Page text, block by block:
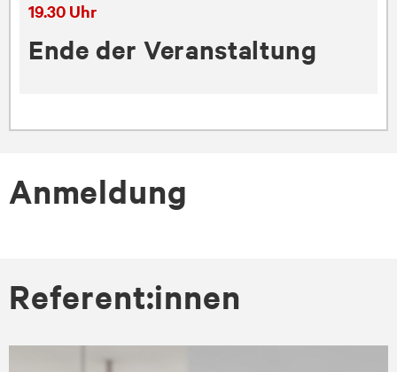
19.30 Uhr
Ende der Veranstaltung
Anmeldung
Referent:innen